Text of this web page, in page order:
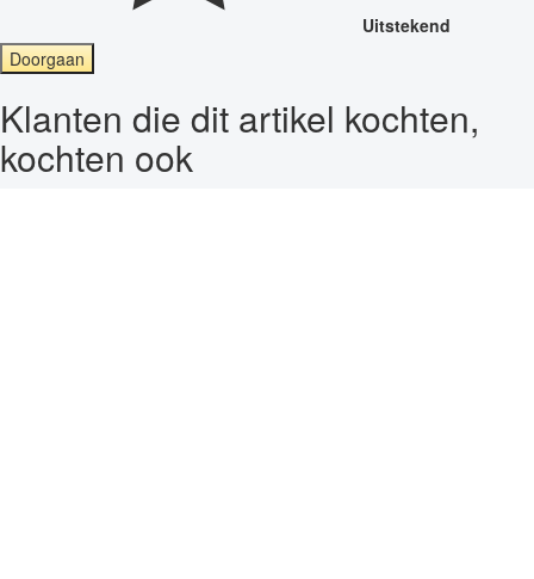
Uitstekend
Doorgaan
Klanten die dit artikel kochten,
kochten ook